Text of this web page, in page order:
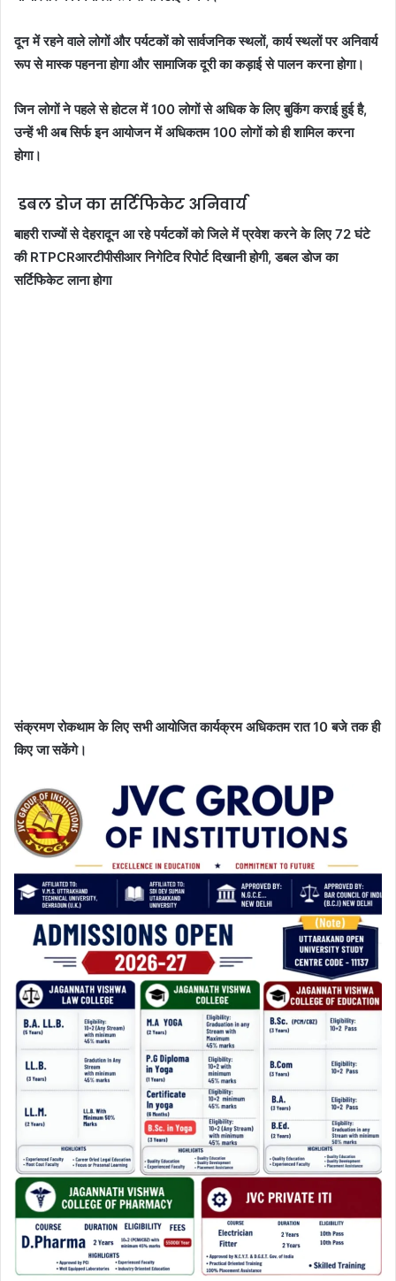
दून में रहने वाले लोगों और पर्यटकों को सार्वजनिक स्थलों, कार्य स्थलों पर अनिवार्य
रूप से मास्क पहनना होगा और सामाजिक दूरी का कड़ाई से पालन करना होगा।
जिन लोगों ने पहले से होटल में 100 लोगों से अधिक के लिए बुकिंग कराई हुई है,
उन्हें भी अब सिर्फ इन आयोजन में अधिकतम 100 लोगों को ही शामिल करना
होगा।
डबल डोज का सर्टिफिकेट अनिवार्य
बाहरी राज्यों से देहरादून आ रहे पर्यटकों को जिले में प्रवेश करने के लिए 72 घंटे
की RTPCRआरटीपीसीआर निगेटिव रिपोर्ट दिखानी होगी, डबल डोज का
सर्टिफिकेट लाना होगा
संक्रमण रोकथाम के लिए सभी आयोजित कार्यक्रम अधिकतम रात 10 बजे तक ही
किए जा सकेंगे।